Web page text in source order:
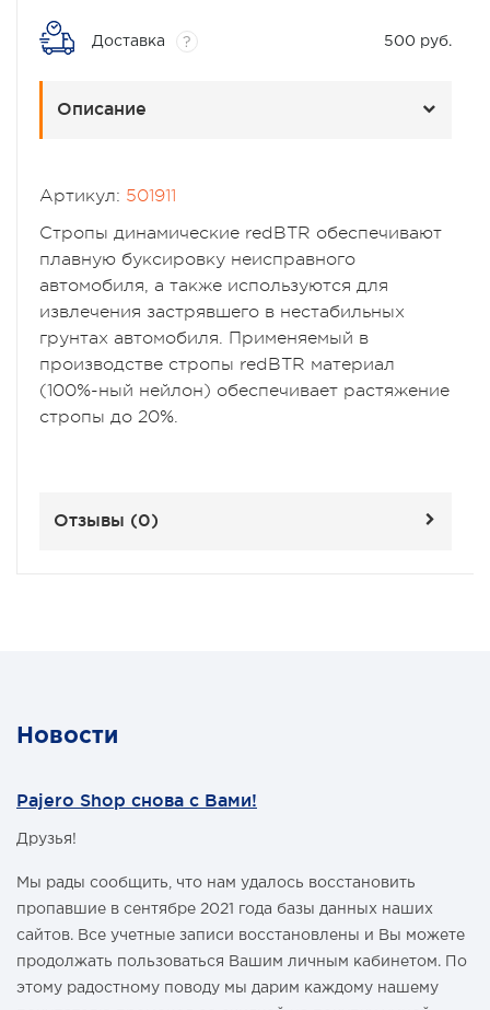
Доставка ? 500 руб.
Описание
Артикул: 501911
Стропы динамические redBTR обеспечивают
плавную буксировку неисправного
автомобиля, а также используются для
извлечения застрявшего в нестабильных
грунтах автомобиля. Применяемый в
производстве стропы redBTR материал
(100%-ный нейлон) обеспечивает растяжение
стропы до 20%.
Отзывы (0)
Новости
Pajero Shop снова с Вами!
Друзья!
Мы рады сообщить, что нам удалось восстановить
пропавшие в сентябре 2021 года базы данных наших
сайтов. Все учетные записи восстановлены и Вы можете
продолжать пользоваться Вашим личным кабинетом. По
этому радостному поводу мы дарим каждому нашему